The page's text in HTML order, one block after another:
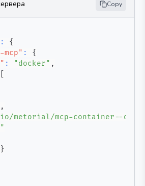
Copy
:
{
mcp" :
{
: "docker" ,
,
metorial/mcp-container--
}